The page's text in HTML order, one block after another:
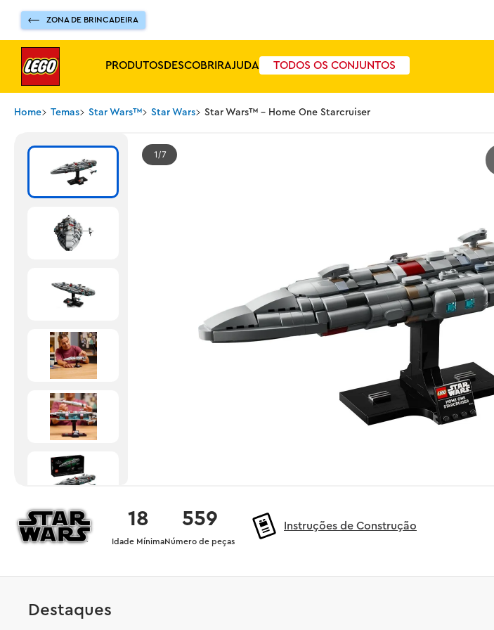
ZONA DE BRINCADEIRA
PRODUTOSDESCOBRIRAJUDA TODOS OS CONJUNTOS
Home Temas Star Wars™ Star Wars Star Wars™ - Home One Starcruiser
1 7
559
Número de peças
18
Idade Mínima
Instruções de Construção
Destaques